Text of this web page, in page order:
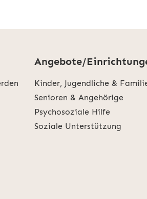
Angebote/
Kinder, Jugendliche &
Senioren & Angehörige
Psychosoziale Hilfe
Soziale Unterstützung